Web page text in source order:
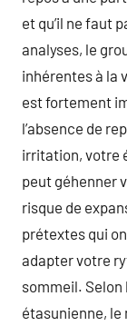
et qu’il ne faut
analyses, le
inhérentes à la
est fortement
l’absence de
irritation, votre
peut géhenner
risque de
prétextes qui
adapter votre
sommeil. Selon
étasunienne, le